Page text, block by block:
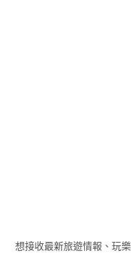
想接收最新旅遊情報、玩